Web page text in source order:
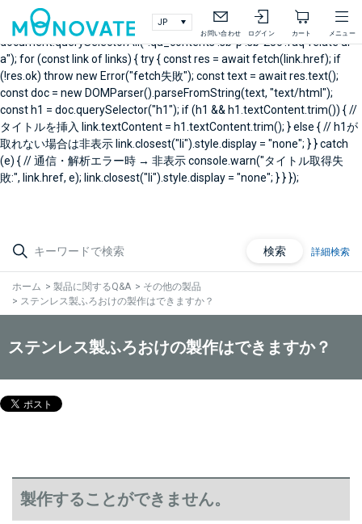
document.addEventListener("DOMContentLoaded", async () => { // 製
品Q&A右メニュー関連Q&A const links =
document.querySelectorAll(".qa_contents .sb-p .sb-25c .faq-relate ul
a"); for (const link of links) { try { const res = await fetch(link.href); if
(!res.ok) throw new Error("fetch失敗"); const text = await res.text();
const doc = new DOMParser().parseFromString(text, "text/html");
const h1 = doc.querySelector("h1"); if (h1 && h1.textContent.trim()) { //
タイトルを挿入 link.textContent = h1.textContent.trim(); } else { // h1が
取れない場合は非表示 link.closest("li").style.display = "none"; } } catch
(e) { // 通信・解析エラー時 → 非表示 console.warn("タイトル取得失
敗:", link.href, e); link.closest("li").style.display = "none"; } } });
お問い合わせ ログイン カート メニュー
検索 詳細検索
ホーム > 製品に関するQ&A > その他の製品
> ステンレス製ふろおけの製作はできますか？
ステンレス製ふろおけの製作はできますか？
製作することができません。